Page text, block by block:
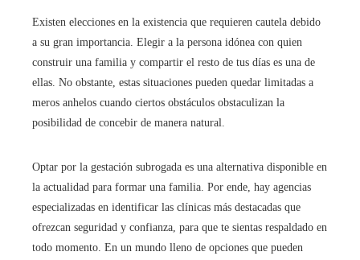
Existen elecciones en la existencia que requieren cautela debido
a su gran importancia. Elegir a la persona idónea con quien
construir una familia y compartir el resto de tus días es una de
ellas. No obstante, estas situaciones pueden quedar limitadas a
meros anhelos cuando ciertos obstáculos obstaculizan la
posibilidad de concebir de manera natural.
Optar por la gestación subrogada es una alternativa disponible en
la actualidad para formar una familia. Por ende, hay agencias
especializadas en identificar las clínicas más destacadas que
ofrezcan seguridad y confianza, para que te sientas respaldado en
todo momento. En un mundo lleno de opciones que pueden